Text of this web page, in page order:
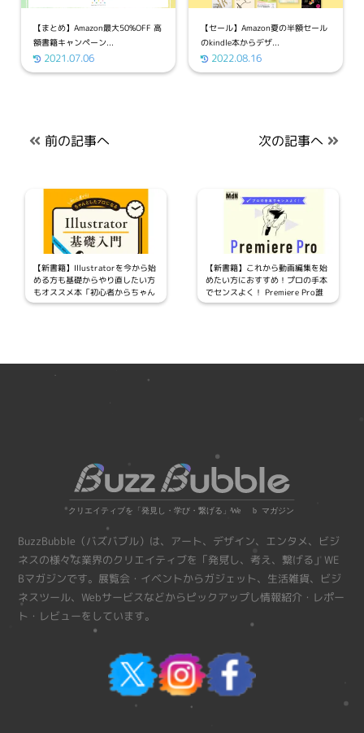
【まとめ】Amazon最大50%OFF 高
額書籍キャンペーン...
2021.07.06
【セール】Amazon夏の半額セール
のkindle本からデザ...
2022.08.16
前の記事へ
【新書籍】Illustratorを今から始
める方も基礎からやり直したい方
もオススメ本「初心者からちゃん
としたプロになる Illustrator基
次の記事へ
【新書籍】これから動画編集を始
めたい方におすすめ！プロの手本
でセンスよく！ Premiere Pro誰
でも入門が発売
BuzzBubble（バズバブル）は、アート、デザイン、エンタメ、ビジ
ネスの様々な業界のクリエイティブを「発見し、考え、繋げる」WE
Bマガジンです。展覧会・イベントからガジェット、生活雑貨、ビジ
ネスツール、Webサービスなどからピックアップし情報紹介・レポー
ト・レビューをしています。